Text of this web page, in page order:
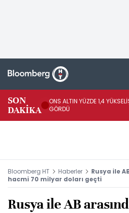
SON
DAKİKA
ONS ALTIN YÜZDE 1,4
GÖRDÜ
Bloomberg HT Haberler
Rusya ile
hacmi 70 milyar doları geçti
Rusya ile AB